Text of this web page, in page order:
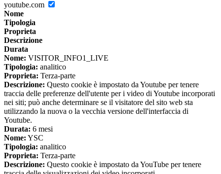
youtube.com
Nome
Tipologia
Proprieta
Descrizione
Durata
Nome: VISITOR_INFO1_LIVE
Tipologia: analitico
Proprieta: Terza-parte
Descrizione: Questo cookie è impostato da Youtube per tenere
traccia delle preferenze dell'utente per i video di Youtube incorporati
nei siti; può anche determinare se il visitatore del sito web sta
utilizzando la nuova o la vecchia versione dell'interfaccia di
Youtube.
Durata: 6 mesi
Nome: YSC
Tipologia: analitico
Proprieta: Terza-parte
Descrizione: Questo cookie è impostato da YouTube per tenere